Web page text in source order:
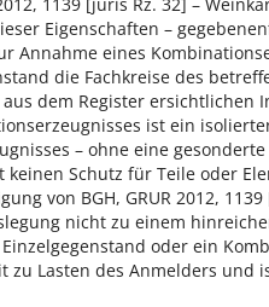
Eigenschaften –
Annahme eines
die Fachkreise des
dem Register ersichtlichen
ist ein
– ohne eine
Schutz für Teile oder
von BGH, GRUR 2012,
nicht zu einem
oder ein
Lasten des Anmelders und